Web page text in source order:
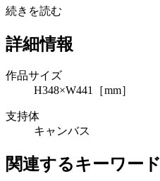
続きを読む
詳細情報
作品サイズ
H348×W441［mm］
支持体
キャンバス
関連するキーワード